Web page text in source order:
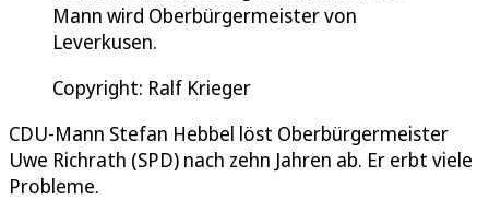
Mann wird Oberbürgermeister von
Leverkusen.
Copyright: Ralf Krieger
CDU-Mann Stefan Hebbel löst Oberbürgermeister
Uwe Richrath (SPD) nach zehn Jahren ab. Er erbt viele
Probleme.